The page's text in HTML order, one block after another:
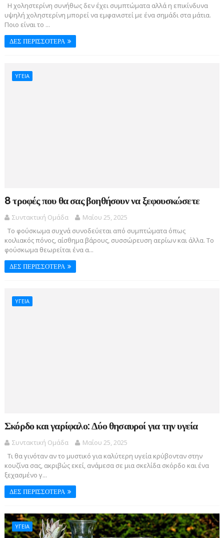
Η χοληστερίνη συνήθως δεν έχει συμπτώματα αλλά η επικίνδυνα
υψηλή χοληστερίνη μπορεί να εμφανιστεί με ένα σημάδι στα μάτια.
Ποιο είναι το ...
ΔΕΣ ΠΕΡΙΣΣΟΤΕΡΑ
ΥΓΕΙΑ
8 τροφές που θα σας βοηθήσουν να ξεφουσκώσετε
Συντακτική Ομάδα
Μαΐου 25, 2025
Το φούσκωμα συχνά συνοδεύεται από συμπτώματα όπως
κοιλιακός πόνος, αίσθημα βάρους, συσσώρευση αερίων και άλλα. Το
φούσκωμα θεωρείται ένα α...
ΔΕΣ ΠΕΡΙΣΣΟΤΕΡΑ
ΥΓΕΙΑ
Σκόρδο και γαρίφαλο: Δύο θησαυροί για την υγεία
Συντακτική Ομάδα
Μαΐου 25, 2025
Τι θα γινόταν αν το μυστικό για καλύτερη υγεία κρύβονταν στην
κουζίνα σας, ακριβώς εκεί, ανάμεσα σε μια σκελίδα σκόρδο και ένα
ξεχασμένο γ...
ΔΕΣ ΠΕΡΙΣΣΟΤΕΡΑ
ΥΓΕΙΑ